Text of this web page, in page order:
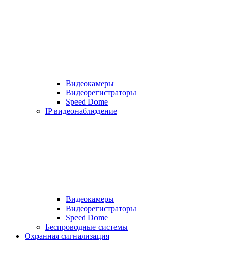
Видеокамеры
Видеорегистраторы
Speed Dome
IP видеонаблюдение
Видеокамеры
Видеорегистраторы
Speed Dome
Беспроводные системы
Охранная сигнализация